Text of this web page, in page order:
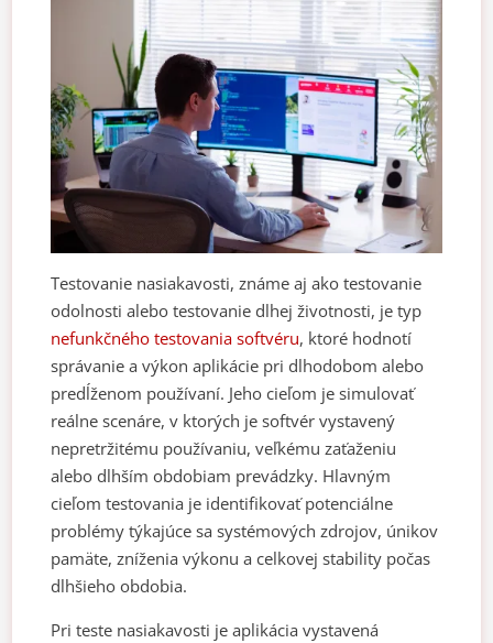
Testovanie nasiakavosti, známe aj ako testovanie
odolnosti alebo testovanie dlhej životnosti, je typ
nefunkčného testovania softvéru, ktoré hodnotí
správanie a výkon aplikácie pri dlhodobom alebo
predĺženom používaní. Jeho cieľom je simulovať
reálne scenáre, v ktorých je softvér vystavený
nepretržitému používaniu, veľkému zaťaženiu
alebo dlhším obdobiam prevádzky. Hlavným
cieľom testovania je identifikovať potenciálne
problémy týkajúce sa systémových zdrojov, únikov
pamäte, zníženia výkonu a celkovej stability počas
dlhšieho obdobia.
Pri teste nasiakavosti je aplikácia vystavená